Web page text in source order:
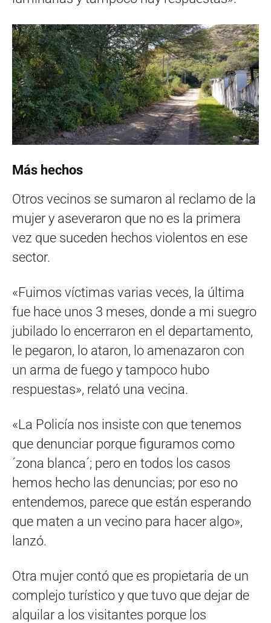
Más hechos
Otros vecinos se sumaron al reclamo de la
mujer y aseveraron que no es la primera
vez que suceden hechos violentos en ese
sector.
«Fuimos víctimas varias veces, la última
fue hace unos 3 meses, donde a mi suegro
jubilado lo encerraron en el departamento,
le pegaron, lo ataron, lo amenazaron con
un arma de fuego y tampoco hubo
respuestas», relató una vecina.
«La Policía nos insiste con que tenemos
que denunciar porque figuramos como
´zona blanca´; pero en todos los casos
hemos hecho las denuncias; por eso no
entendemos, parece que están esperando
que maten a un vecino para hacer algo»,
lanzó.
Otra mujer contó que es propietaria de un
complejo turístico y que tuvo que dejar de
alquilar a los visitantes porque los